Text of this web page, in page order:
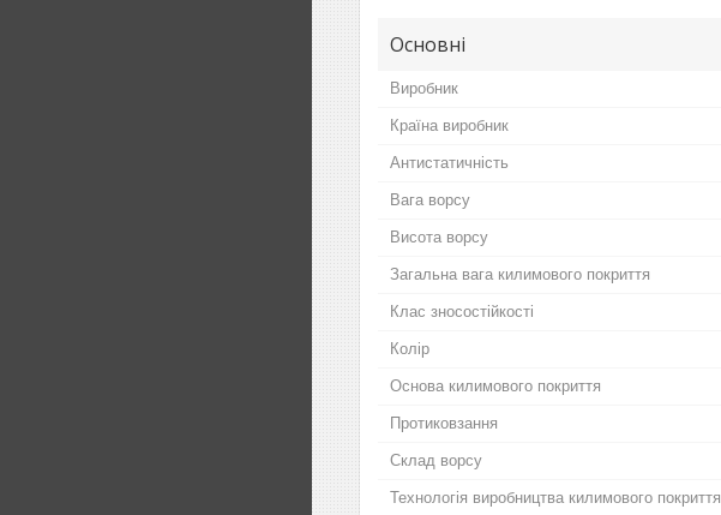
Основні
Виробник
Країна виробник
Антистатичність
Вага ворсу
Висота ворсу
Загальна вага килимового покриття
Клас зносостійкості
Колір
Основа килимового покриття
Протиковзання
Склад ворсу
Технологія виробництва килимового покриття